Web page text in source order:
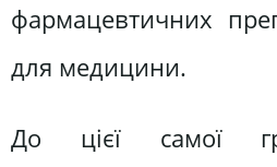
фармацевтичних
для медицини.
До цієї самої